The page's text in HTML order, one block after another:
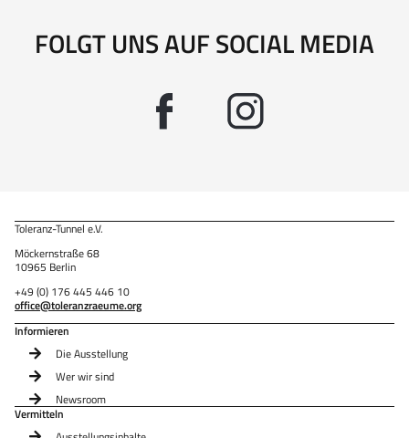
FOLGT UNS AUF SOCIAL MEDIA
Toleranz-Tunnel e.V.
Möckernstraße 68
10965 Berlin
+49 (0) 176 445 446 10
office@toleranzraeume.org
Informieren
Die Ausstellung
Wer wir sind
Newsroom
Vermitteln